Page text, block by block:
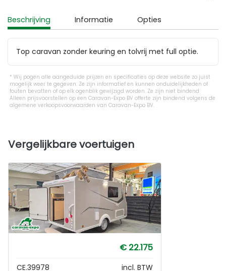
Beschrijving Informatie Opties
Top caravan zonder keuring en tolvrij met full optie.
Wij pogen alle aangeduide prijzen en specificaties op deze website zo juist
mogelijk weer te gegeven. Ze zijn informatief en kunnen onduidelijkheden of
fouten bevatten of op elk ogenblik gewijzigd worden. Ze zijn niet bindend.
Alleen prijsvoorstellen op een Caravan-Expo BV offerte zijn bindend volgens de
algemene verkoopsvoorwaarden van Caravan-Expo BV.
Vergelijkbare voertuigen
€ 22.175
CE.39978
incl. BTW